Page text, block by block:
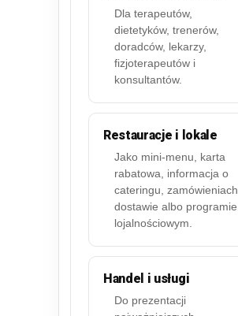
Dla terapeutów,
dietetyków, trenerów,
doradców, lekarzy,
fizjoterapeutów i
konsultantów.
Restauracje i lokale
Jako mini-menu, karta
rabatowa, informacja o
cateringu, zamówieniach,
dostawie albo programie
lojalnościowym.
Handel i usługi
Do prezentacji